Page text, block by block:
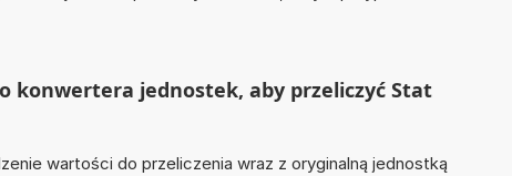
konwertera jednostek, aby przeliczyć Stat
wartości do przeliczenia wraz z oryginalną jednostką